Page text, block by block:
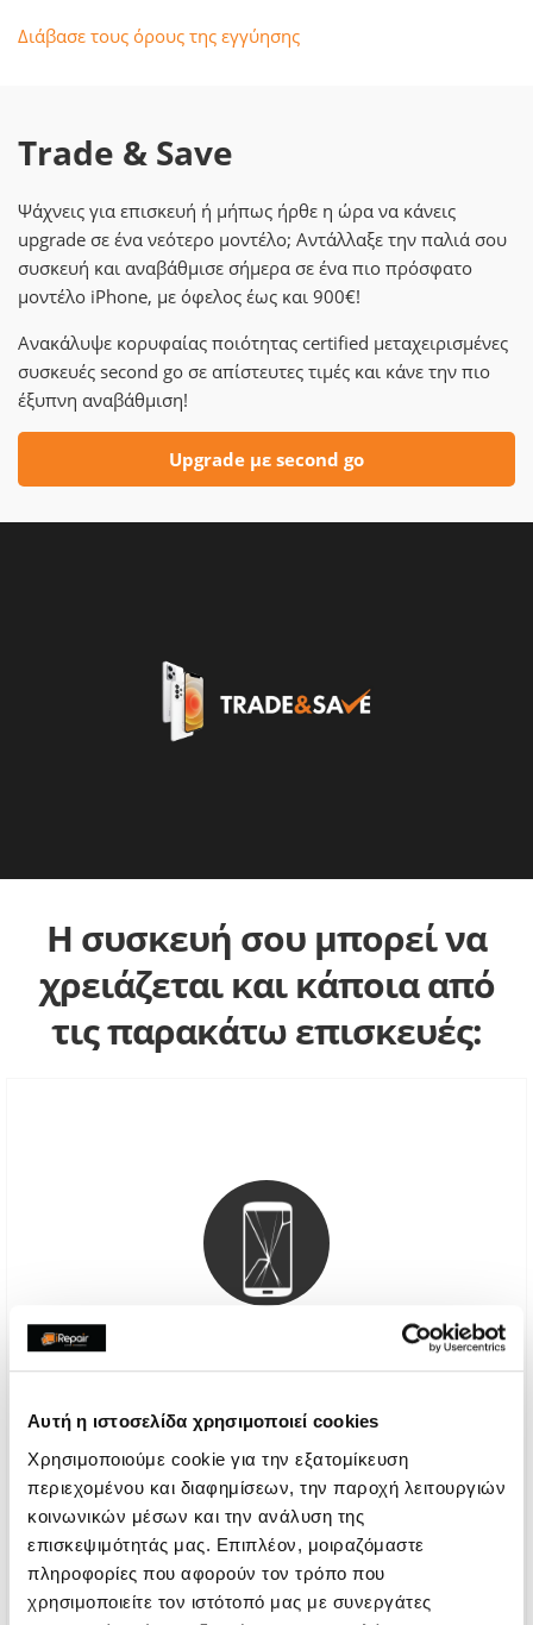
Αυτή η ιστοσελίδα χρησιμοποιεί cookies
Χρησιμοποιούμε cookie για την εξατομίκευση
περιεχομένου και διαφημίσεων, την παροχή λειτουργιών
κοινωνικών μέσων και την ανάλυση της
επισκεψιμότητάς μας. Επιπλέον, μοιραζόμαστε
πληροφορίες που αφορούν τον τρόπο που
χρησιμοποιείτε τον ιστότοπό μας με συνεργάτες
Διάβασε τους όρους της εγγύησης
Trade & Save
Ψάχνεις για επισκευή ή μήπως ήρθε η ώρα να κάνεις
upgrade σε ένα νεότερο μοντέλο; Αντάλλαξε την παλιά σου
συσκευή και αναβάθμισε σήμερα σε ένα πιο πρόσφατο
μοντέλο iPhone, με όφελος έως και 900€!
Ανακάλυψε κορυφαίας ποιότητας certified μεταχειρισμένες
συσκευές second go σε απίστευτες τιμές και κάνε την πιο
έξυπνη αναβάθμιση!
Upgrade με second go
Η συσκευή σου μπορεί να
χρειάζεται και κάποια από
τις παρακάτω επισκευές:
Αυθεντική Οθόνη
Με 24% ΦΠΑ
€90,00
Χρόνος
2-4 ώρες
Εγγύηση